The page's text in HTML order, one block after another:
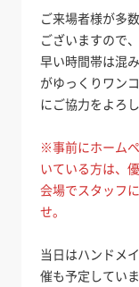
ご来場者様が多
ございますので
早い時間帯は混
がゆっくりワン
にご協力をよろ
※事前にホーム
いている方は、
会場でスタッフ
せ。
当日はハンドメ
催も予定していま